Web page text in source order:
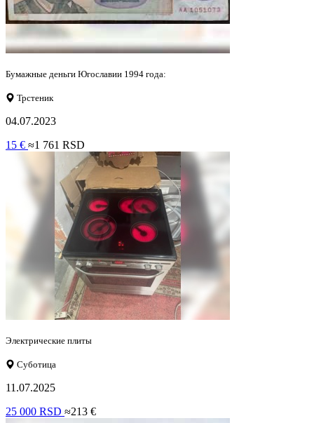
Бумажные деньги Югославии 1994 года:
Трстеник
04.07.2023
15 € ≈1 761 RSD
Электрические плиты
Суботица
11.07.2025
25 000 RSD ≈213 €